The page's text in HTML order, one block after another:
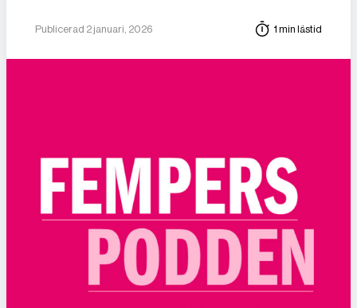
Publicerad 2 januari, 2026 1 min lästid